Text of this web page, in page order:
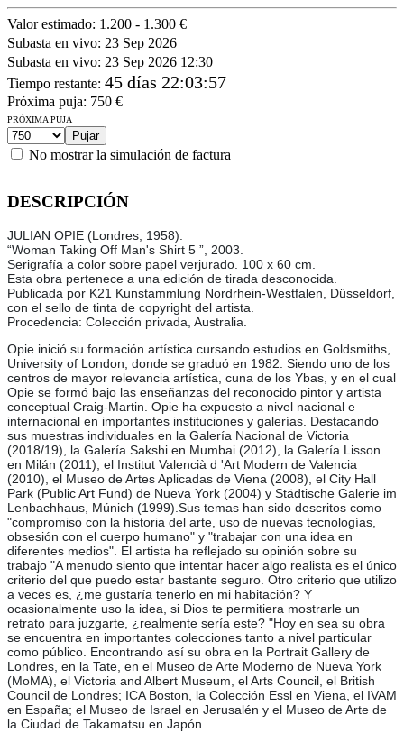
Valor estimado: 1.200 - 1.300 €
Subasta en vivo: 23 Sep 2026
Subasta en vivo: 23 Sep 2026 12:30
Tiempo restante: 45 días 22:03:57
Próxima puja: 750 €
PRÓXIMA PUJA
No mostrar la simulación de factura
DESCRIPCIÓN
JULIAN OPIE (Londres, 1958).
“Woman Taking Off Man's Shirt 5 ”, 2003.
Serigrafía a color sobre papel verjurado. 100 x 60 cm.
Esta obra pertenece a una edición de tirada desconocida.
Publicada por K21 Kunstammlung Nordrhein-Westfalen, Düsseldorf,
con el sello de tinta de copyright del artista.
Procedencia: Colección privada, Australia.
Opie inició su formación artística cursando estudios en Goldsmiths,
University of London, donde se graduó en 1982. Siendo uno de los
centros de mayor relevancia artística, cuna de los Ybas, y en el cual
Opie se formó bajo las enseñanzas del reconocido pintor y artista
conceptual Craig-Martin. Opie ha expuesto a nivel nacional e
internacional en importantes instituciones y galerías. Destacando
sus muestras individuales en la Galería Nacional de Victoria
(2018/19), la Galería Sakshi en Mumbai (2012), la Galería Lisson
en Milán (2011); el Institut Valencià d 'Art Modern de Valencia
(2010), el Museo de Artes Aplicadas de Viena (2008), el City Hall
Park (Public Art Fund) de Nueva York (2004) y Städtische Galerie im
Lenbachhaus, Múnich (1999).Sus temas han sido descritos como
"compromiso con la historia del arte, uso de nuevas tecnologías,
obsesión con el cuerpo humano" y "trabajar con una idea en
diferentes medios". El artista ha reflejado su opinión sobre su
trabajo "A menudo siento que intentar hacer algo realista es el único
criterio del que puedo estar bastante seguro. Otro criterio que utilizo
a veces es, ¿me gustaría tenerlo en mi habitación? Y
ocasionalmente uso la idea, si Dios te permitiera mostrarle un
retrato para juzgarte, ¿realmente sería este? "Hoy en sea su obra
se encuentra en importantes colecciones tanto a nivel particular
como público. Encontrando así su obra en la Portrait Gallery de
Londres, en la Tate, en el Museo de Arte Moderno de Nueva York
(MoMA), el Victoria and Albert Museum, el Arts Council, el British
Council de Londres; ICA Boston, la Colección Essl en Viena, el IVAM
en España; el Museo de Israel en Jerusalén y el Museo de Arte de
la Ciudad de Takamatsu en Japón.